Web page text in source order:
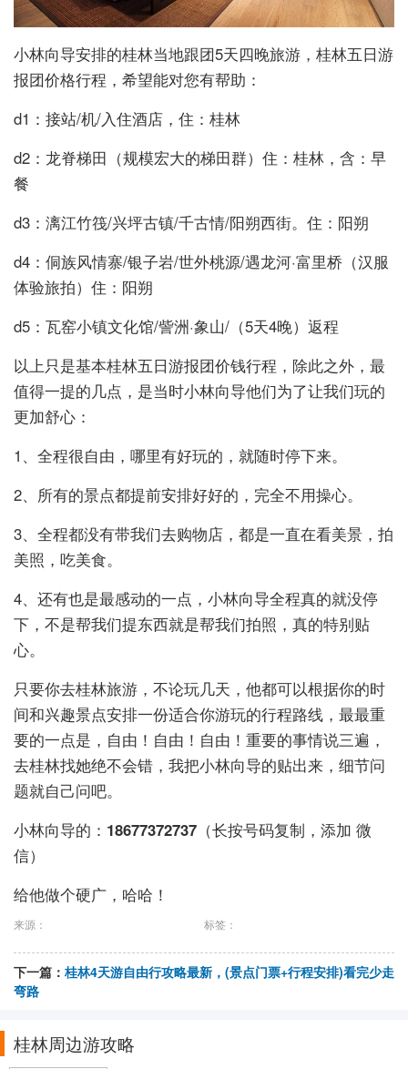
小林向导安排的桂林当地跟团5天四晚旅游，桂林五日游
报团价格行程，希望能对您有帮助：
d1：接站/机/入住酒店，住：桂林
d2：龙脊梯田（规模宏大的梯田群）住：桂林，含：早
餐
d3：漓江竹筏/兴坪古镇/千古情/阳朔西街。住：阳朔
d4：侗族风情寨/银子岩/世外桃源/遇龙河·富里桥（汉服
体验旅拍）住：阳朔
d5：瓦窑小镇文化馆/訾洲·象山/（5天4晚）返程
以上只是基本桂林五日游报团价钱行程，除此之外，最
值得一提的几点，是当时小林向导他们为了让我们玩的
更加舒心：
1、全程很自由，哪里有好玩的，就随时停下来。
2、所有的景点都提前安排好好的，完全不用操心。
3、全程都没有带我们去购物店，都是一直在看美景，拍
美照，吃美食。
4、还有也是最感动的一点，小林向导全程真的就没停
下，不是帮我们提东西就是帮我们拍照，真的特别贴
心。
只要你去桂林旅游，不论玩几天，他都可以根据你的时
间和兴趣景点安排一份适合你游玩的行程路线，最最重
要的一点是，自由！自由！自由！重要的事情说三遍，
去桂林找她绝不会错，我把小林向导的贴出来，细节问
题就自己问吧。
小林向导的： 18677372737 （长按号码复制，添加 微
信）
给他做个硬广，哈哈！
来源： 标签：
下一篇： 桂林4天游自由行攻略最新，(景点门票+行程安排)看完少走
弯路
桂林周边游攻略